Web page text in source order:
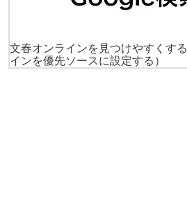
文春オンラインを見つけやすくする
インを優先ソースに設定する）